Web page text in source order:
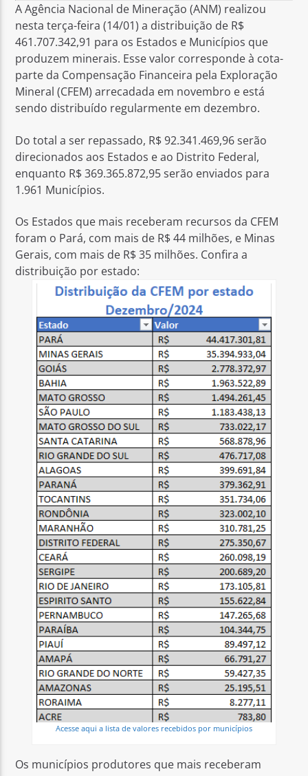
A Agência Nacional de Mineração (ANM) realizou
nesta terça-feira (14/01) a distribuição de R$
461.707.342,91 para os Estados e Municípios que
produzem minerais. Esse valor corresponde à cota-
parte da Compensação Financeira pela Exploração
Mineral (CFEM) arrecadada em novembro e está
sendo distribuído regularmente em dezembro.
Do total a ser repassado, R$ 92.341.469,96 serão
direcionados aos Estados e ao Distrito Federal,
enquanto R$ 369.365.872,95 serão enviados para
1.961 Municípios.
Os Estados que mais receberam recursos da CFEM
foram o Pará, com mais de R$ 44 milhões, e Minas
Gerais, com mais de R$ 35 milhões. Confira a
distribuição por estado:
Acesse aqui a lista de valores recebidos por municípios
Os municípios produtores que mais receberam